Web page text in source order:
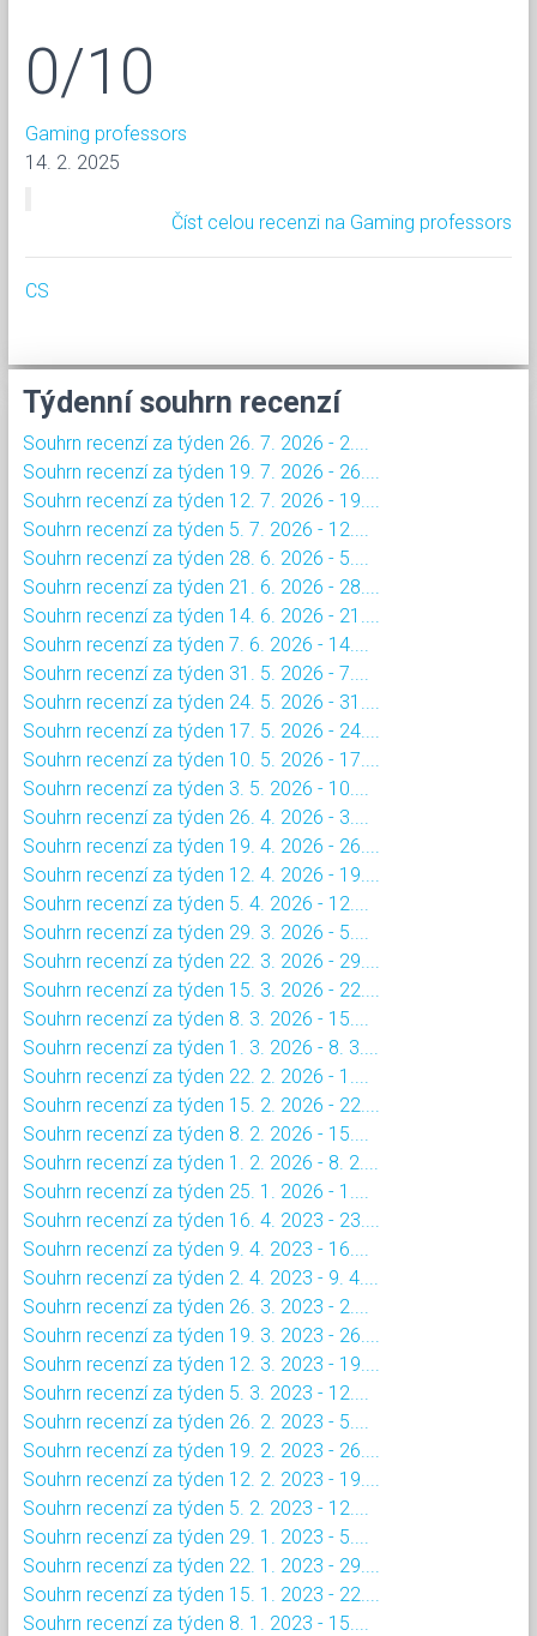
0/10
Gaming professors
14. 2. 2025
Číst celou recenzi na Gaming professors
CS
Týdenní souhrn recenzí
Souhrn recenzí za týden 26. 7. 2026 - 2....
Souhrn recenzí za týden 19. 7. 2026 - 26....
Souhrn recenzí za týden 12. 7. 2026 - 19....
Souhrn recenzí za týden 5. 7. 2026 - 12....
Souhrn recenzí za týden 28. 6. 2026 - 5....
Souhrn recenzí za týden 21. 6. 2026 - 28....
Souhrn recenzí za týden 14. 6. 2026 - 21....
Souhrn recenzí za týden 7. 6. 2026 - 14....
Souhrn recenzí za týden 31. 5. 2026 - 7....
Souhrn recenzí za týden 24. 5. 2026 - 31....
Souhrn recenzí za týden 17. 5. 2026 - 24....
Souhrn recenzí za týden 10. 5. 2026 - 17....
Souhrn recenzí za týden 3. 5. 2026 - 10....
Souhrn recenzí za týden 26. 4. 2026 - 3....
Souhrn recenzí za týden 19. 4. 2026 - 26....
Souhrn recenzí za týden 12. 4. 2026 - 19....
Souhrn recenzí za týden 5. 4. 2026 - 12....
Souhrn recenzí za týden 29. 3. 2026 - 5....
Souhrn recenzí za týden 22. 3. 2026 - 29....
Souhrn recenzí za týden 15. 3. 2026 - 22....
Souhrn recenzí za týden 8. 3. 2026 - 15....
Souhrn recenzí za týden 1. 3. 2026 - 8. 3....
Souhrn recenzí za týden 22. 2. 2026 - 1....
Souhrn recenzí za týden 15. 2. 2026 - 22....
Souhrn recenzí za týden 8. 2. 2026 - 15....
Souhrn recenzí za týden 1. 2. 2026 - 8. 2....
Souhrn recenzí za týden 25. 1. 2026 - 1....
Souhrn recenzí za týden 16. 4. 2023 - 23....
Souhrn recenzí za týden 9. 4. 2023 - 16....
Souhrn recenzí za týden 2. 4. 2023 - 9. 4....
Souhrn recenzí za týden 26. 3. 2023 - 2....
Souhrn recenzí za týden 19. 3. 2023 - 26....
Souhrn recenzí za týden 12. 3. 2023 - 19....
Souhrn recenzí za týden 5. 3. 2023 - 12....
Souhrn recenzí za týden 26. 2. 2023 - 5....
Souhrn recenzí za týden 19. 2. 2023 - 26....
Souhrn recenzí za týden 12. 2. 2023 - 19....
Souhrn recenzí za týden 5. 2. 2023 - 12....
Souhrn recenzí za týden 29. 1. 2023 - 5....
Souhrn recenzí za týden 22. 1. 2023 - 29....
Souhrn recenzí za týden 15. 1. 2023 - 22....
Souhrn recenzí za týden 8. 1. 2023 - 15....